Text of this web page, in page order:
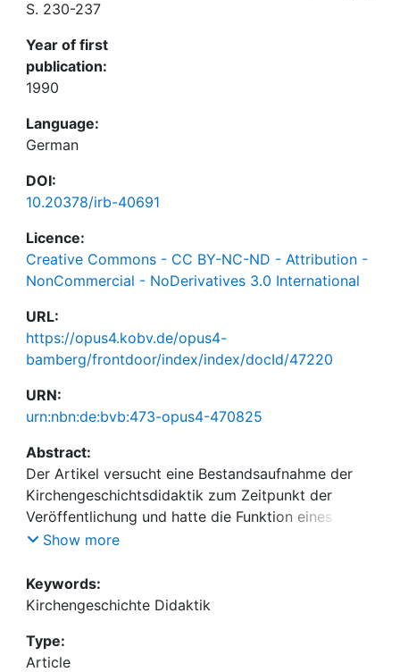
S. 230-237
Year of first
publication:
1990
Language:
German
DOI:
10.20378/irb-40691
Licence:
Creative Commons - CC BY-NC-ND - Attribution -
NonCommercial - NoDerivatives 3.0 International
URL:
https://opus4.kobv.de/opus4-
bamberg/frontdoor/index/index/docId/47220
URN:
urn:nbn:de:bvb:473-opus4-470825
Abstract:
Der Artikel versucht eine Bestandsaufnahme der
Kirchengeschichtsdidaktik zum Zeitpunkt der
Veröffentlichung und hatte die Funktion eines
einleitenden Artikels für das Themenheft der
mit Michael Raske konzipiert und verantwortet hat.
Show more
Keywords:
Kirchengeschichte Didaktik
Type:
Article